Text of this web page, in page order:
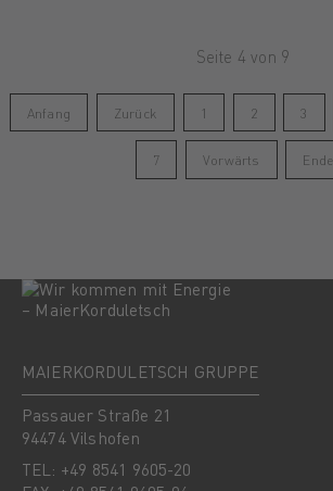
Seite 4 von 9
Anfang Zurück 1 2 3
7 Vorwärts Ende
MAIERKORDULETSCH GRUPPE
Passauer Straße 21
94474 Vilshofen
TEL: +49 8541 9605-20